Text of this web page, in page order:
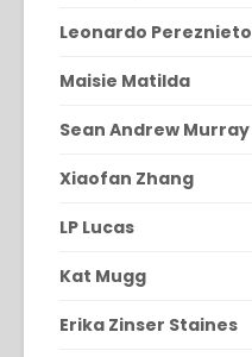
Leonardo Pereznieto
Maisie Matilda
Sean Andrew Murray
Xiaofan Zhang
LP Lucas
Kat Mugg
Erika Zinser Staines